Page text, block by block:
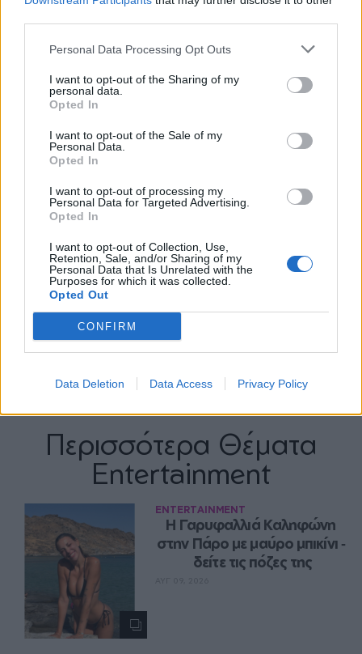
Personal Data Processing Opt Outs
I want to opt-out of the Sharing of my
personal data.
Opted In
I want to opt-out of the Sale of my
Personal Data.
Opted In
I want to opt-out of processing my
Personal Data for Targeted Advertising.
Opted In
I want to opt-out of Collection, Use,
Retention, Sale, and/or Sharing of my
Personal Data that Is Unrelated with the
Purposes for which it was collected.
Opted Out
CONFIRM
Data Deletion Data Access Privacy Policy
ΔΙΑΦΗΜΙΣΗ
Περισσότερα Θέματα
Entertainment
ENTERTAINMENT
Η Γαρυφαλλιά Καληφώνη
στην Πάρο με μαύρο μπικίνι ‑
δείτε τις πόζες της